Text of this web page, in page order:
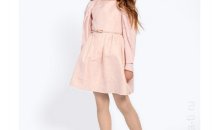
элемент детской моды
Учитывайте мнение ребенка. Это непросто, много
капризов, непонятных желаний, одно из которых –
эластичность. Такие детские капроновые колготки
делают ножки стройными, торговые марки
GIULIA давно стали экспертами в красоте женских ног.
Маленькая девчонка тоже хочет быть привлекательной
в классе, иногда другие соображения могут подождать,
Поиск только натуральных тканей. Миф о вредности